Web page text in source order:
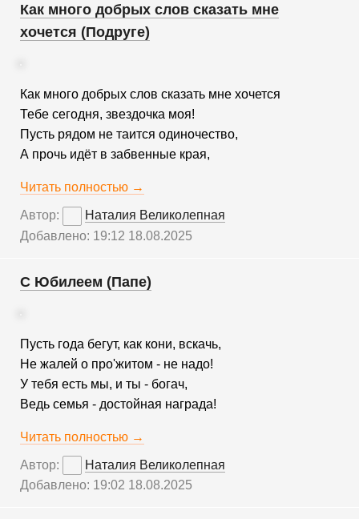
Как много добрых слов сказать мне
хочется (Подруге)
Как много добрых слов сказать мне хочется
Тебе сегодня, звездочка моя!
Пусть рядом не таится одиночество,
А прочь идёт в забвенные края,
Читать полностью →
Автор:
Наталия Великолепная
Добавлено: 19:12 18.08.2025
С Юбилеем (Папе)
Пусть года бегут, как кони, вскачь,
Не жалей о про'житом - не надо!
У тебя есть мы, и ты - богач,
Ведь семья - достойная награда!
Читать полностью →
Автор:
Наталия Великолепная
Добавлено: 19:02 18.08.2025